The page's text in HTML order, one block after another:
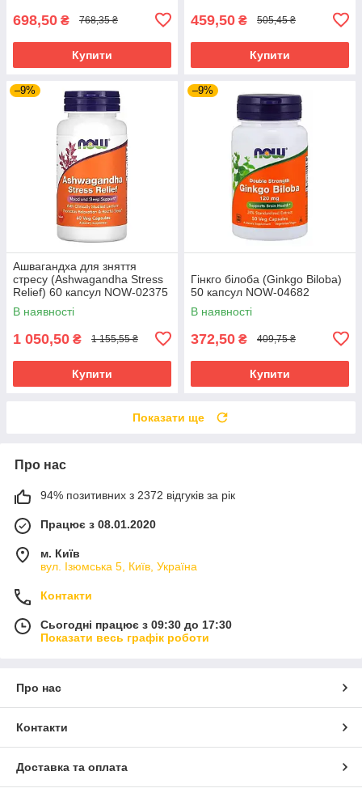
698,50 ₴ 768,35 ₴
Купити
459,50 ₴ 505,45 ₴
Купити
–9%
Ашвагандха для зняття
стресу (Ashwagandha Stress
Relief) 60 капсул NOW-02375
В наявності
1 050,50 ₴ 1 155,55 ₴
Купити
–9%
Гінкго білоба (Ginkgo Biloba)
50 капсул NOW-04682
В наявності
372,50 ₴ 409,75 ₴
Купити
Показати ще
Про нас
94% позитивних з 2372 відгуків за рік
Працює з 08.01.2020
м. Київ
вул. Ізюмська 5, Київ, Україна
Контакти
Сьогодні працює з 09:30 до 17:30
Показати весь графік роботи
Про нас
Контакти
Доставка та оплата